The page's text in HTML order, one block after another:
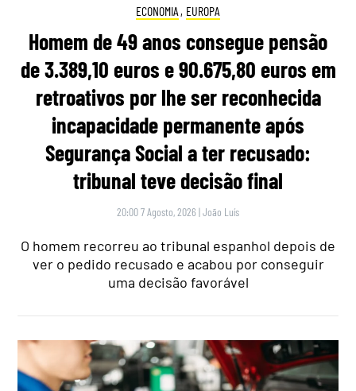
ECONOMIA , EUROPA
Homem de 49 anos consegue pensão
de 3.389,10 euros e 90.675,80 euros em
retroativos por lhe ser reconhecida
incapacidade permanente após
Segurança Social a ter recusado:
tribunal teve decisão final
20:00 7 Agosto, 2026 |João Luís
O homem recorreu ao tribunal espanhol depois de
ver o pedido recusado e acabou por conseguir
uma decisão favorável